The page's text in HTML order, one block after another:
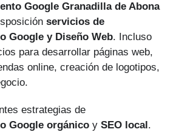
Google Granadilla de Abona
servicios de
Google y Diseño Web. Incluso
para desarrollar páginas web,
online, creación de logotipos,
estrategias de
Google orgánico y SEO local .